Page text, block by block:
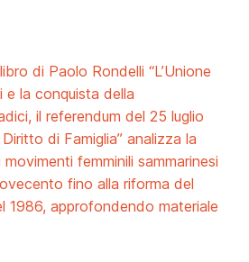
di Paolo Rondelli “L’Unione
e la conquista della
il referendum del 25 luglio
di Famiglia” analizza la
femminili sammarinesi
fino alla riforma del
1986, approfondendo materiale